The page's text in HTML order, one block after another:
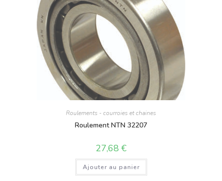
Roulements - courroies et chaines
Roulement NTN 32207
27,68 €
Ajouter au panier